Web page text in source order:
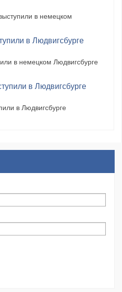
в немецком
в Людвигсбурге
в немецком Людвигсбурге
в Людвигсбурге
в Людвигсбурге